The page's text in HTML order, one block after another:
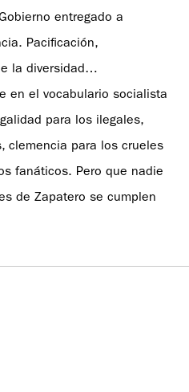
entregado a
Pacificación,
la diversidad…
en el vocabulario socialista
para los ilegales,
clemencia para los crueles
fanáticos. Pero que nadie
de Zapatero se cumplen